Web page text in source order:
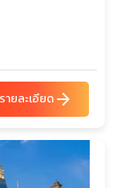
ายละเอียดarrow_forward